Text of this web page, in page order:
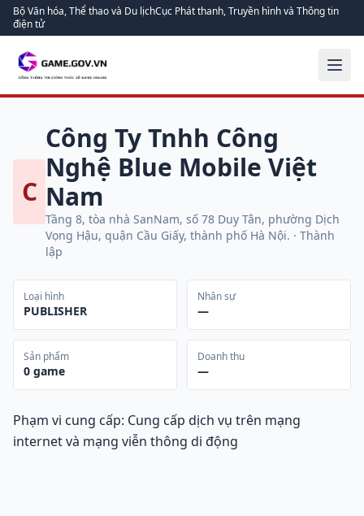
Bộ Văn hóa, Thể thao và Du lịchCục Phát thanh, Truyền hình và Thông tin
điện tử
C
Công Ty Tnhh Công
Nghệ Blue Mobile Việt
Nam
Tầng 8, tòa nhà SanNam, số 78 Duy Tân, phường Dịch
Vọng Hậu, quận Cầu Giấy, thành phố Hà Nội. · Thành
lập
Loại hình
PUBLISHER
Nhân sự
—
Sản phẩm
0 game
Doanh thu
—
Phạm vi cung cấp: Cung cấp dịch vụ trên mạng
internet và mạng viễn thông di động